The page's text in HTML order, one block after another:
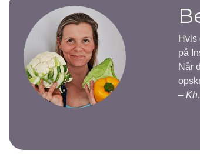
Hvis
på
Når
–